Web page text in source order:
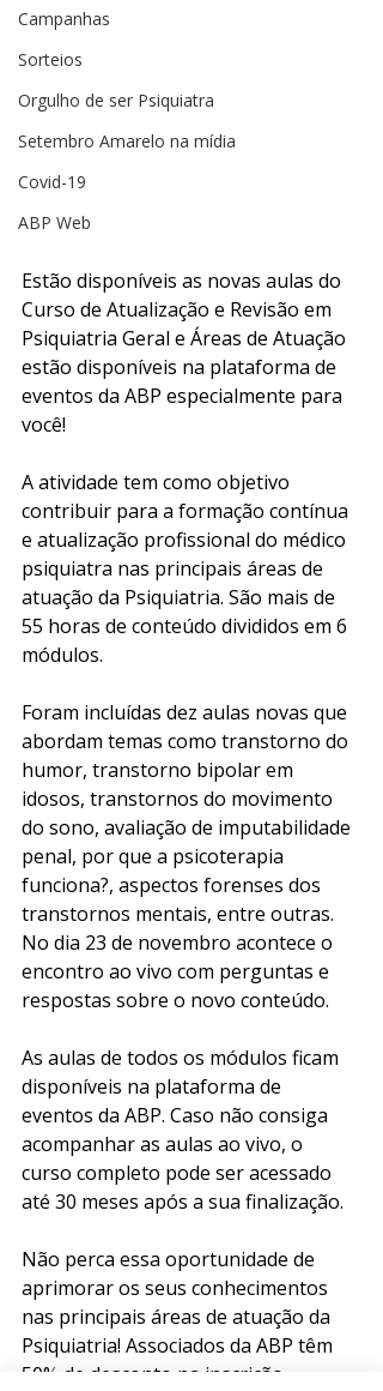
Campanhas
Sorteios
Orgulho de ser Psiquiatra
Setembro Amarelo na mídia
Covid-19
ABP Web
Estão disponíveis as novas aulas do
Curso de Atualização e Revisão em
Psiquiatria Geral e Áreas de Atuação
estão disponíveis na plataforma de
eventos da ABP especialmente para
você!
A atividade tem como objetivo
contribuir para a formação contínua
e atualização profissional do médico
psiquiatra nas principais áreas de
atuação da Psiquiatria. São mais de
55 horas de conteúdo divididos em 6
módulos.
Foram incluídas dez aulas novas que
abordam temas como transtorno do
humor, transtorno bipolar em
idosos, transtornos do movimento
do sono, avaliação de imputabilidade
penal, por que a psicoterapia
funciona?, aspectos forenses dos
transtornos mentais, entre outras.
No dia 23 de novembro acontece o
encontro ao vivo com perguntas e
respostas sobre o novo conteúdo.
As aulas de todos os módulos ficam
disponíveis na plataforma de
eventos da ABP. Caso não consiga
acompanhar as aulas ao vivo, o
curso completo pode ser acessado
até 30 meses após a sua finalização.
Não perca essa oportunidade de
aprimorar os seus conhecimentos
nas principais áreas de atuação da
Psiquiatria! Associados da ABP têm
50% de desconto na inscrição.